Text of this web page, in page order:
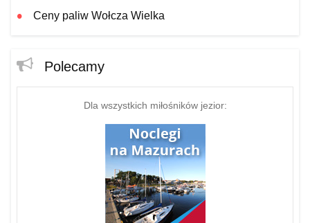
Ceny paliw Wołcza Wielka
Polecamy
Dla wszystkich miłośników jezior: